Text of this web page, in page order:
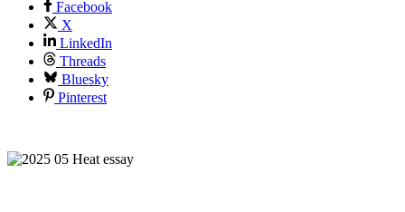
Facebook
X
LinkedIn
Threads
Bluesky
Pinterest